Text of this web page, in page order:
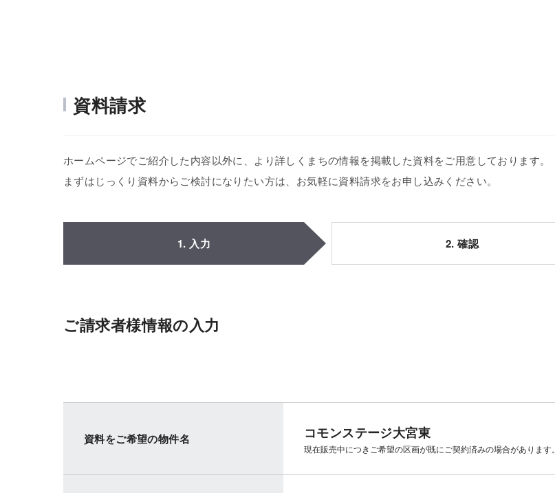
資料請求
ホームページでご紹介した内容以外に、より詳しくまちの情報を掲載した資料をご用意しております。
まずはじっくり資料からご検討になりたい方は、お気軽に資料請求をお申し込みください。
1. 入力 2. 確認
ご請求者様情報の入力
資料をご希望の物件名 コモンステージ大宮東
現在販売中につきご希望の区画が既にご契約済みの場合があります。